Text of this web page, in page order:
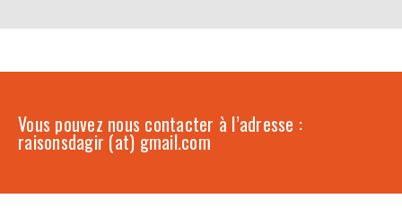
Vous pouvez nous contacter à l’adresse :
raisonsdagir (at) gmail.com